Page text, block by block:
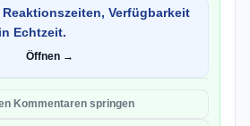
Reaktionszeiten, Verfügbarkeit
Echtzeit.
Öffnen →
Kommentaren springen